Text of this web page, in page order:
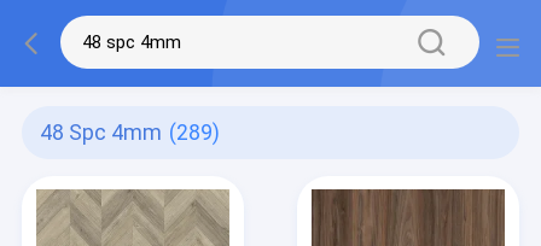
48 Spc 4mm (289)